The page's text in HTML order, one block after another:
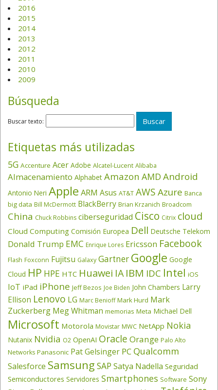
2016
2015
2014
2013
2012
2011
2010
2009
Búsqueda
Buscar texto:
Etiquetas más utilizadas
5G Accenture Acer Adobe Alcatel-Lucent Alibaba
Almacenamiento Alphabet Amazon AMD Android
Antonio Neri Apple ARM Asus AT&T AWSAzure Banca
big data Bill McDermott BlackBerry Brian Krzanich Broadcom
China Chuck Robbins ciberseguridad Cisco Citrix cloud
Cloud Computing Comisión Europea Dell Deutsche Telekom
Donald Trump EMC Enrique Lores Ericsson Facebook
Flash Foxconn Fujitsu Galaxy Gartner Google Google
Cloud HP HPE HTC Huawei IA IBM IDC Intel iOS
IoT iPad iPhone Jeff Bezos Joe Biden John Chambers Larry
Ellison Lenovo LG Marc Benioff Mark Hurd Mark
Zuckerberg Meg Whitman memorias Meta Michael Dell
Microsoft Motorola Movistar MWC NetApp Nokia
Nutanix Nvidia O2 OpenAI Oracle Orange Palo Alto
Networks Panasonic Pat Gelsinger PC Qualcomm
Salesforce Samsung SAP Satya Nadella Seguridad
Semiconductores Servidores Smartphones Software Sony